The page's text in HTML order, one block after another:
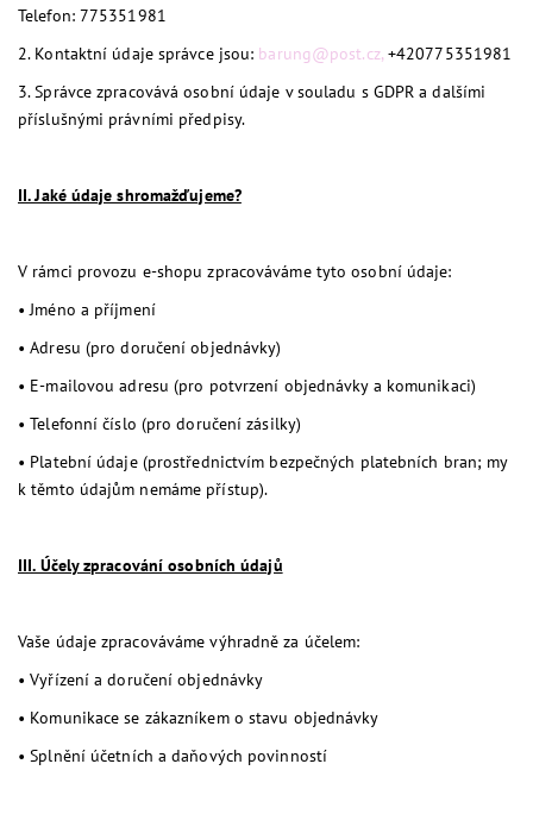
Telefon:775351981
2. Kontaktní údaje správce jsou: barung@post.cz,+420775351981
3. Správce zpracovává osobní údaje v souladu s GDPR a dalšími
příslušnými právními předpisy.
II. Jaké údaje shromažďujeme?
V rámci provozu e-shopu zpracováváme tyto osobní údaje:
• Jméno a příjmení
• Adresu (pro doručení objednávky)
• E-mailovou adresu (pro potvrzení objednávky a komunikaci)
• Telefonní číslo (pro doručení zásilky)
• Platební údaje (prostřednictvím bezpečných platebních bran; my
k těmto údajům nemáme přístup).
III. Účely zpracování osobních údajů
Vaše údaje zpracováváme výhradně za účelem:
• Vyřízení a doručení objednávky
• Komunikace se zákazníkem o stavu objednávky
• Splnění účetních a daňových povinností